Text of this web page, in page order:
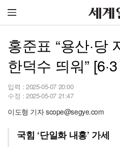
홍준표 “용산·당
한덕수 띄워”
입력 : 2025-05-07 20:00
수정 : 2025-05-07 21:47
이도형 기자 scope@segye.com
국힘 ‘단일화 내홍’ 가세